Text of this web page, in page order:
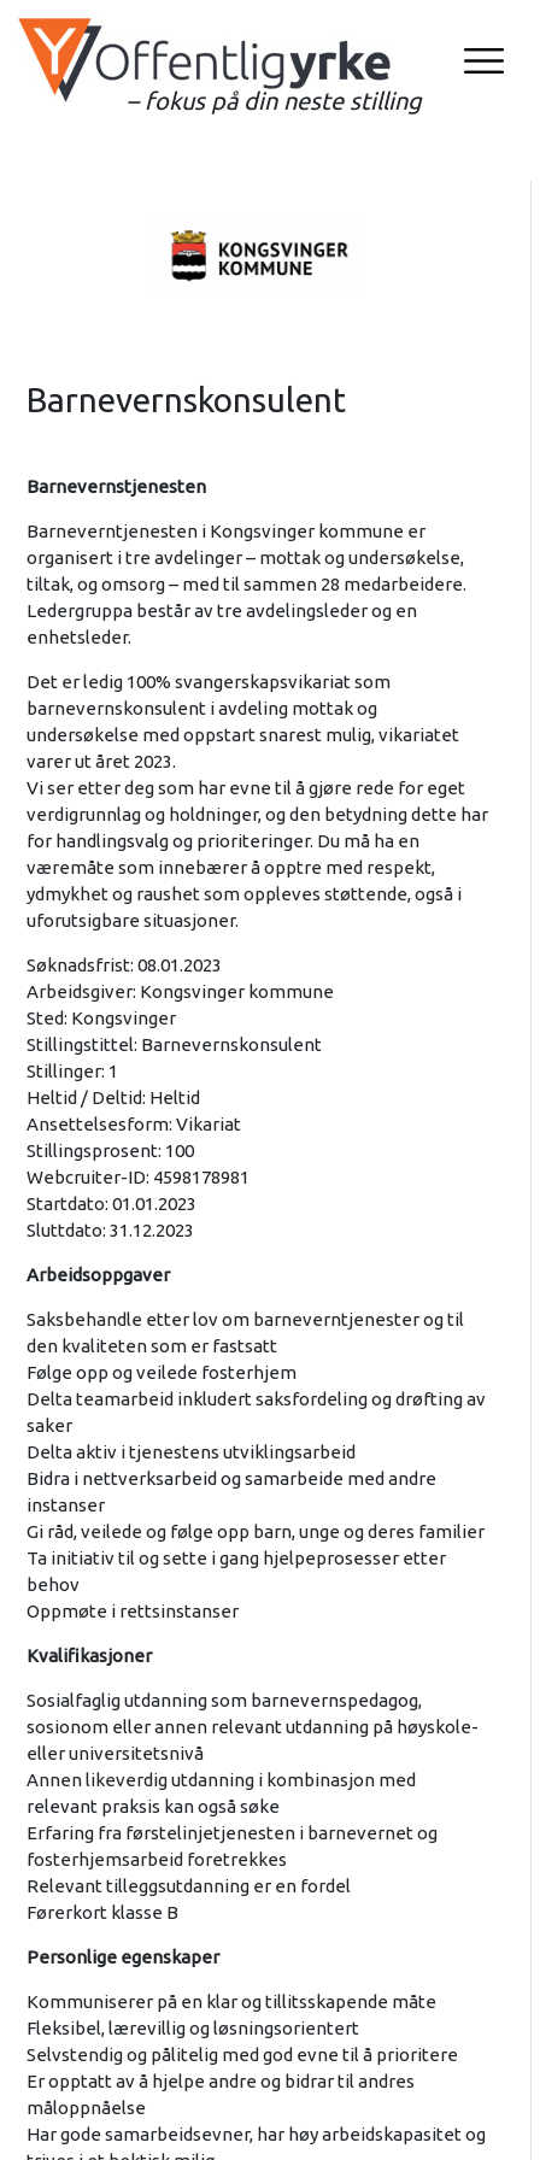
– fokus på din neste stilling
Barnevernskonsulent
Barnevernstjenesten
Barneverntjenesten i Kongsvinger kommune er
organisert i tre avdelinger – mottak og undersøkelse,
tiltak, og omsorg – med til sammen 28 medarbeidere.
Ledergruppa består av tre avdelingsleder og en
enhetsleder.
Det er ledig 100% svangerskapsvikariat som
barnevernskonsulent i avdeling mottak og
undersøkelse med oppstart snarest mulig, vikariatet
varer ut året 2023.
Vi ser etter deg som har evne til å gjøre rede for eget
verdigrunnlag og holdninger, og den betydning dette har
for handlingsvalg og prioriteringer. Du må ha en
væremåte som innebærer å opptre med respekt,
ydmykhet og raushet som oppleves støttende, også i
uforutsigbare situasjoner.
Søknadsfrist: 08.01.2023
Arbeidsgiver: Kongsvinger kommune
Sted: Kongsvinger
Stillingstittel: Barnevernskonsulent
Stillinger: 1
Heltid / Deltid: Heltid
Ansettelsesform: Vikariat
Stillingsprosent: 100
Webcruiter-ID: 4598178981
Startdato: 01.01.2023
Sluttdato: 31.12.2023
Arbeidsoppgaver
Saksbehandle etter lov om barneverntjenester og til
den kvaliteten som er fastsatt
Følge opp og veilede fosterhjem
Delta teamarbeid inkludert saksfordeling og drøfting av
saker
Delta aktiv i tjenestens utviklingsarbeid
Bidra i nettverksarbeid og samarbeide med andre
instanser
Gi råd, veilede og følge opp barn, unge og deres familier
Ta initiativ til og sette i gang hjelpeprosesser etter
behov
Oppmøte i rettsinstanser
Kvalifikasjoner
Sosialfaglig utdanning som barnevernspedagog,
sosionom eller annen relevant utdanning på høyskole-
eller universitetsnivå
Annen likeverdig utdanning i kombinasjon med
relevant praksis kan også søke
Erfaring fra førstelinjetjenesten i barnevernet og
fosterhjemsarbeid foretrekkes
Relevant tilleggsutdanning er en fordel
Førerkort klasse B
Personlige egenskaper
Kommuniserer på en klar og tillitsskapende måte
Fleksibel, lærevillig og løsningsorientert
Selvstendig og pålitelig med god evne til å prioritere
Er opptatt av å hjelpe andre og bidrar til andres
måloppnåelse
Har gode samarbeidsevner, har høy arbeidskapasitet og